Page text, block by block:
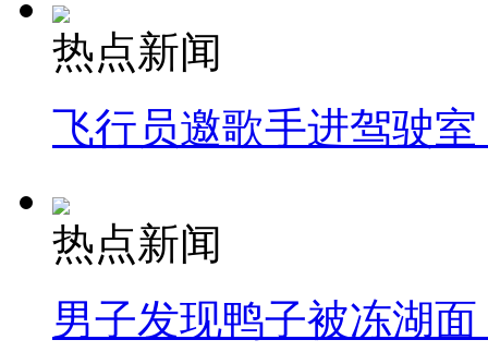
热点新闻
飞行员邀歌手进驾驶
热点新闻
男子发现鸭子被冻湖